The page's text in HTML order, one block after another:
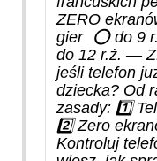
ZERO
gier ⭕ do 9
do 12 r.ż. —
jeśli telefon
dziecka? Od
zasady: 1️⃣
2️⃣ Zero
Kontroluj